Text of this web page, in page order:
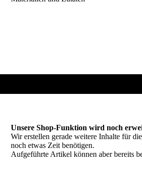
Unsere Shop-Funktion wird noch
Wir erstellen gerade weitere Inhalte für
noch etwas Zeit benötigen.
Aufgeführte Artikel können aber bereits